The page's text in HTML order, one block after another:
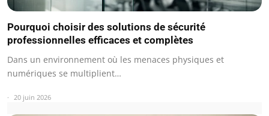
Pourquoi choisir des solutions de sécurité
professionnelles efficaces et complètes
Dans un environnement où les menaces physiques et
numériques se multiplient…
20 juin 2026